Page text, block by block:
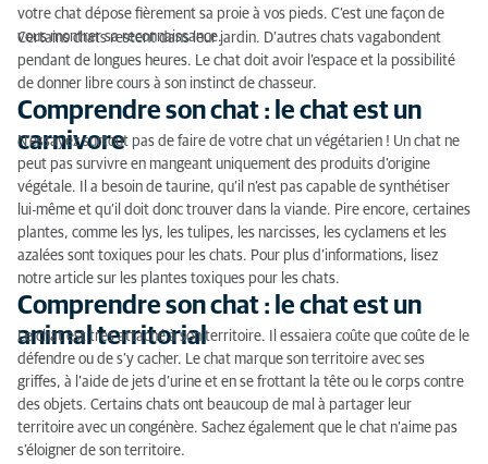
Comprendre son chat : le chat est un animal
territorial
Comprendre son chat : le chat est agile et souple
Comprendre son chat : le chat est sensible aux
odeurs
Comprendre son chat : le chat est un animal
indépendant
Comprendre son chat : le chat est toujours en alerte
Comprendre son chat : le chat a des émotions
Comprendre son chat : le chat possède une grande
capacité d’adaptation
votre chat dépose fièrement sa proie à vos pieds. C’est une façon de
vous montrer sa reconnaissance.
Certains chats restent dans leur jardin. D’autres chats vagabondent
pendant de longues heures. Le chat doit avoir l’espace et la possibilité
de donner libre cours à son instinct de chasseur.
Comprendre son chat : le chat est un
carnivore
N’essayez surtout pas de faire de votre chat un végétarien ! Un chat ne
peut pas survivre en mangeant uniquement des produits d’origine
végétale. Il a besoin de taurine, qu’il n’est pas capable de synthétiser
lui-même et qu’il doit donc trouver dans la viande. Pire encore, certaines
plantes, comme les lys, les tulipes, les narcisses, les cyclamens et les
azalées sont toxiques pour les chats. Pour plus d’informations, lisez
notre article sur les plantes toxiques pour les chats.
Comprendre son chat : le chat est un
animal territorial
Le chat est très attaché à son territoire. Il essaiera coûte que coûte de le
défendre ou de s’y cacher. Le chat marque son territoire avec ses
griffes, à l’aide de jets d’urine et en se frottant la tête ou le corps contre
des objets. Certains chats ont beaucoup de mal à partager leur
territoire avec un congénère. Sachez également que le chat n’aime pas
s’éloigner de son territoire.